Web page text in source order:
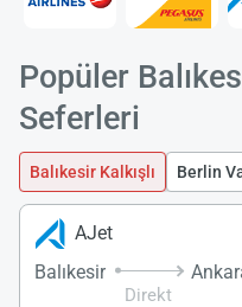
Popüler
Seferleri
Balıkesir Kalkışlı Berlin
AJet
Balıkesir
Direkt